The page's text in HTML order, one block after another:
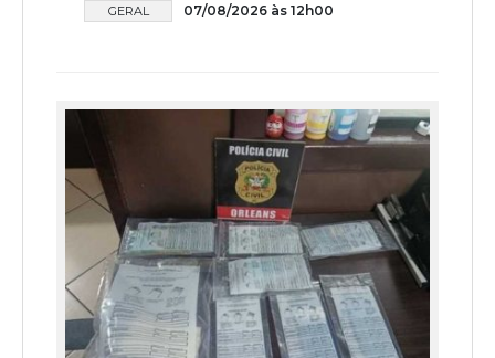
GERAL 07/08/2026 às 12h00